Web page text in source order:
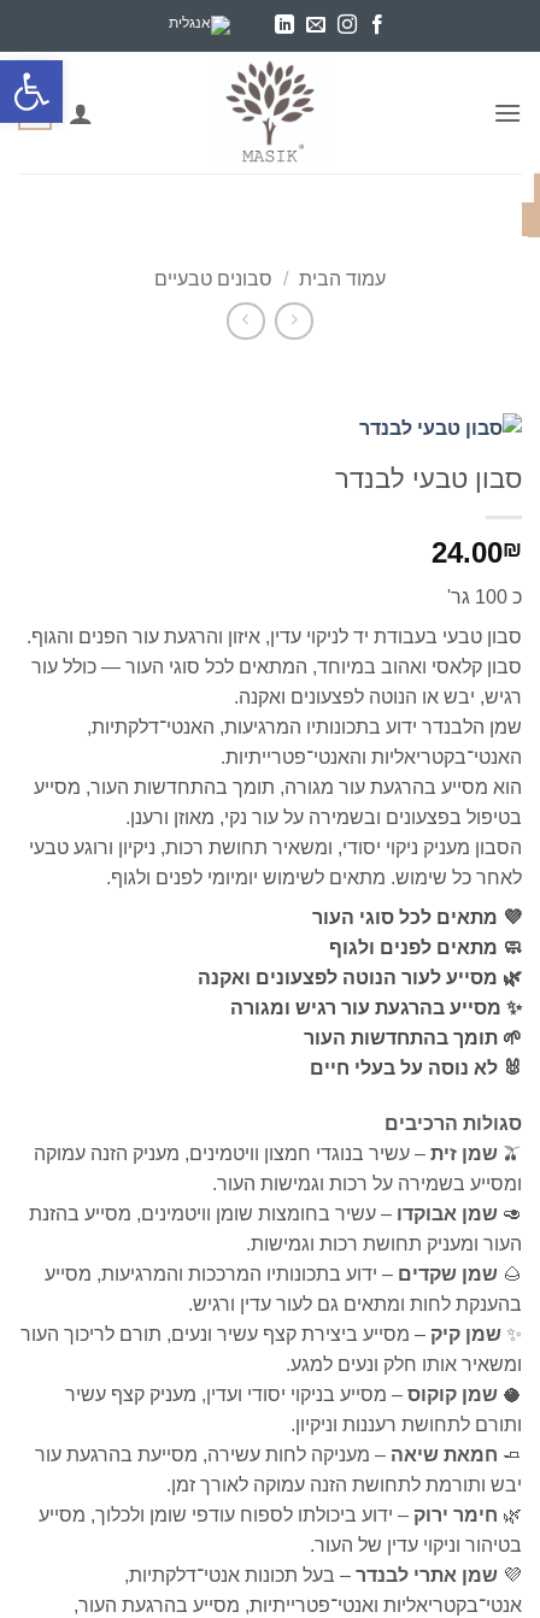
פתח
0
עמוד הבית / סבונים טבעיים
סבון טבעי לבנדר
24.00₪
כ 100 גר'
סבון טבעי בעבודת יד לניקוי עדין, איזון והרגעת עור הפנים והגוף.
סבון קלאסי ואהוב במיוחד, המתאים לכל סוגי העור — כולל עור
רגיש, יבש או הנוטה לפצעונים ואקנה.
שמן הלבנדר ידוע בתכונותיו המרגיעות, האנטי־דלקתיות,
האנטי־בקטריאליות והאנטי־פטרייתיות.
הוא מסייע בהרגעת עור מגורה, תומך בהתחדשות העור, מסייע
בטיפול בפצעונים ובשמירה על עור נקי, מאוזן ורענן.
הסבון מעניק ניקוי יסודי, ומשאיר תחושת רכות, ניקיון ורוגע טבעי
לאחר כל שימוש. מתאים לשימוש יומיומי לפנים ולגוף.
💜 מתאים לכל סוגי העור
🧼 מתאים לפנים ולגוף
🌿 מסייע לעור הנוטה לפצעונים ואקנה
✨ מסייע בהרגעת עור רגיש ומגורה
🌱 תומך בהתחדשות העור
🐰 לא נוסה על בעלי חיים
סגולות הרכיבים
🫒 שמן זית – עשיר בנוגדי חמצון וויטמינים, מעניק הזנה עמוקה
ומסייע בשמירה על רכות וגמישות העור.
🥑 שמן אבוקדו – עשיר בחומצות שומן וויטמינים, מסייע בהזנת
העור ומעניק תחושת רכות וגמישות.
🌰 שמן שקדים – ידוע בתכונותיו המרככות והמרגיעות, מסייע
בהענקת לחות ומתאים גם לעור עדין ורגיש.
✨ שמן קיק – מסייע ביצירת קצף עשיר ונעים, תורם לריכוך העור
ומשאיר אותו חלק ונעים למגע.
🥥 שמן קוקוס – מסייע בניקוי יסודי ועדין, מעניק קצף עשיר
ותורם לתחושת רעננות וניקיון.
🧈 חמאת שיאה – מעניקה לחות עשירה, מסייעת בהרגעת עור
יבש ותורמת לתחושת הזנה עמוקה לאורך זמן.
🌿 חימר ירוק – ידוע ביכולתו לספוח עודפי שומן ולכלוך, מסייע
בטיהור וניקוי עדין של העור.
💜 שמן אתרי לבנדר – בעל תכונות אנטי־דלקתיות,
אנטי־בקטריאליות ואנטי־פטרייתיות, מסייע בהרגעת העור,